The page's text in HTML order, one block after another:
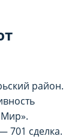
район.
701 сделка.